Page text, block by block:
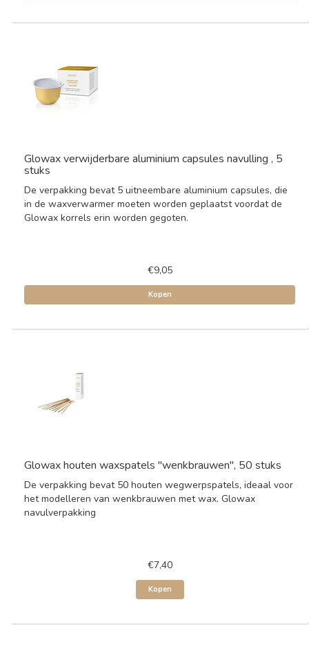
Glowax verwijderbare aluminium capsules navulling , 5
stuks
De verpakking bevat 5 uitneembare aluminium capsules, die
in de waxverwarmer moeten worden geplaatst voordat de
Glowax korrels erin worden gegoten.
€9,05
Kopen
Glowax houten waxspatels "wenkbrauwen", 50 stuks
De verpakking bevat 50 houten wegwerpspatels, ideaal voor
het modelleren van wenkbrauwen met wax. Glowax
navulverpakking
€7,40
Kopen